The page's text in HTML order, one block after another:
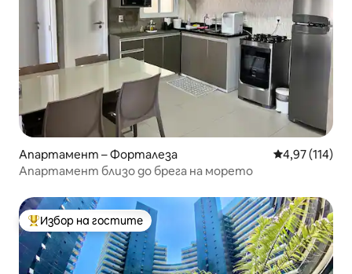
Апартамент – Форталеза Средна
4,97 (114)
Апартамент близо до брега на морето
Най-популярен избор на гостите
Избор на гостите